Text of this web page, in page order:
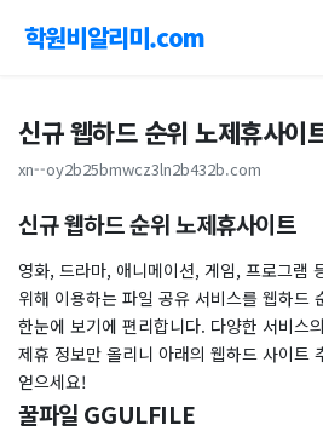
학원비알리미.com
신규 웹하드 순위 노제휴사이
xn--oy2b25bmwcz3ln2b432b.com
신규 웹하드 순위 노제휴사이트
영화, 드라마, 애니메이션, 게임, 프로그램
위해 이용하는 파일 공유 서비스를 웹하드
한눈에 보기에 편리합니다. 다양한 서비스
제휴 정보만 올리니 아래의 웹하드 사이트
얻으세요!
꿀파일 GGULFILE